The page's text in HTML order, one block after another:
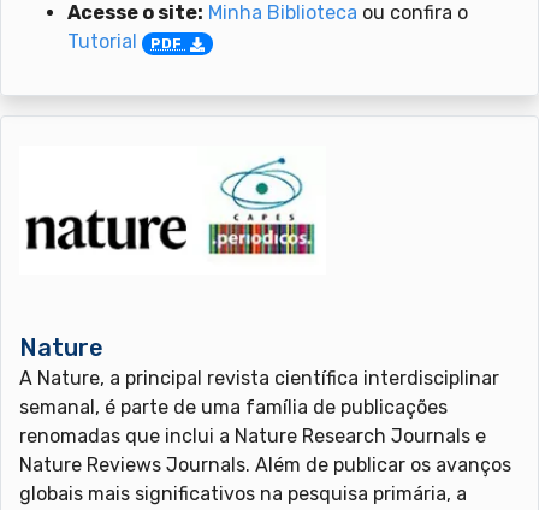
Acesse o site: Minha Biblioteca ou confira o
Tutorial
PDF
Nature
A Nature, a principal revista científica interdisciplinar
semanal, é parte de uma família de publicações
renomadas que inclui a Nature Research Journals e
Nature Reviews Journals. Além de publicar os avanços
globais mais significativos na pesquisa primária, a